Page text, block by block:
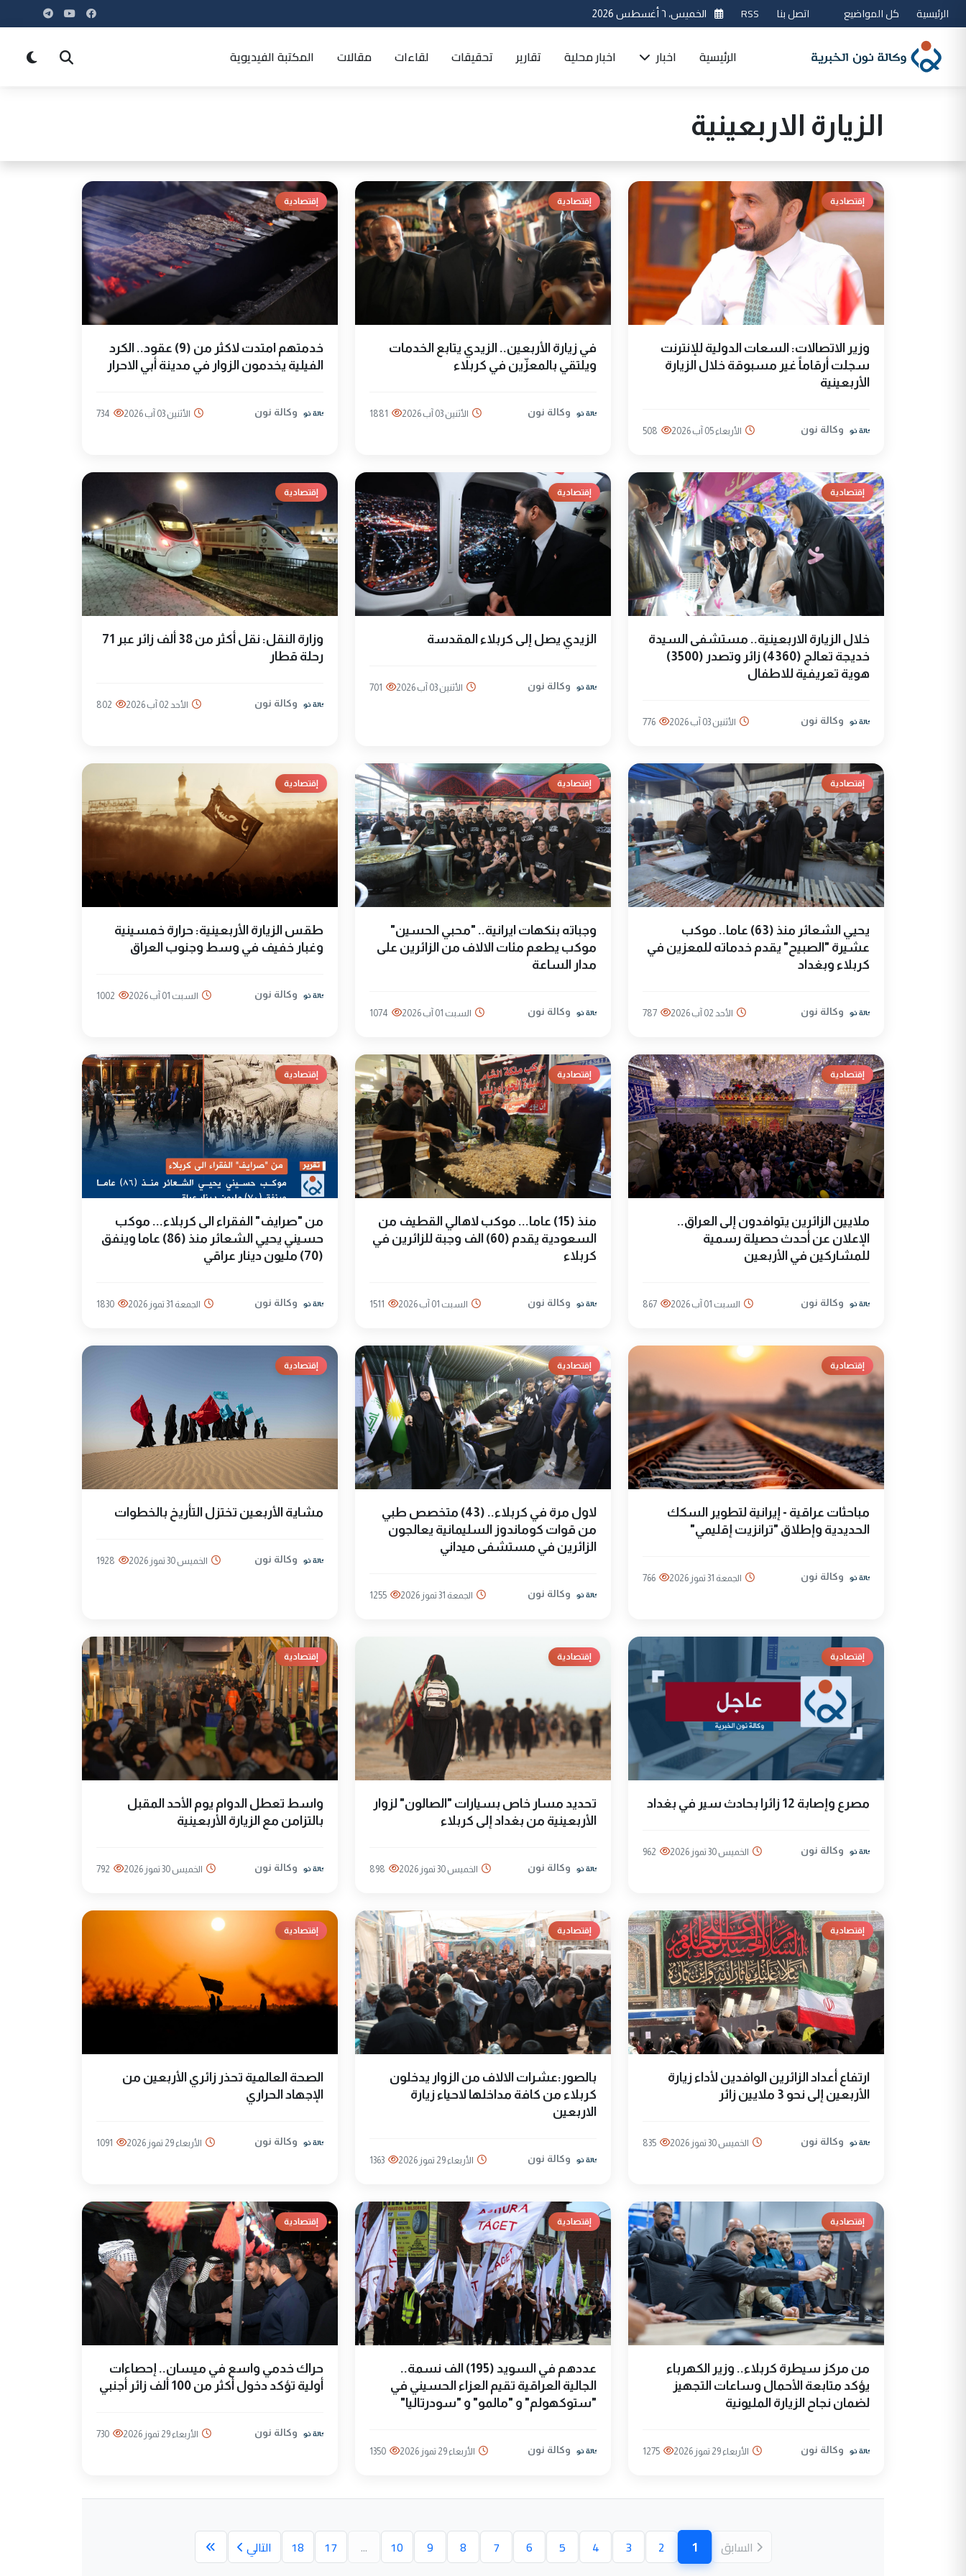
الرئيسية كل المواضيع اتصل بنا RSS الخميس، ٦ أغسطس 2026
الرئيسية اخبار اخبار محلية تقارير تحقيقات لقاءات مقالات المكتبة الفيديوية
الزيارة الاربعينية
إقتصادية
وزير الاتصالات: السعات الدولية للإنترنت
سجلت أرقاماً غير مسبوقة خلال الزيارة
الأربعينية
وكالة نون الأربعاء 05 آب 2026 508
إقتصادية
في زيارة الأربعين.. الزيدي يتابع الخدمات
ويلتقي بالمعزّين في كربلاء
وكالة نون الأثنين 03 آب 2026 1881
إقتصادية
خدمتهم امتدت لاكثر من (9) عقود.. الكرد
الفيلية يخدمون الزوار في مدينة أبي الاحرار
وكالة نون الأثنين 03 آب 2026 734
إقتصادية
خلال الزيارة الاربعينية.. مستشفى السيدة
خديجة تعالج (4360) زائر وتصدر (3500)
هوية تعريفية للاطفال
وكالة نون الأثنين 03 آب 2026 776
إقتصادية
الزيدي يصل إلى كربلاء المقدسة
وكالة نون الأثنين 03 آب 2026 701
إقتصادية
وزارة النقل: نقل أكثر من 38 ألف زائر عبر 71
رحلة قطار
وكالة نون الأحد 02 آب 2026 802
إقتصادية
يحيي الشعائر منذ (63) عاما.. موكب
عشيرة "الصبيح" يقدم خدماته للمعزين في
كربلاء وبغداد
وكالة نون الأحد 02 آب 2026 787
إقتصادية
وجباته بنكهات ايرانية.. "محبي الحسين"
موكب يطعم مئات الالاف من الزائرين على
مدار الساعة
وكالة نون السبت 01 آب 2026 1074
إقتصادية
طقس الزيارة الأربعينية: حرارة خمسينية
وغبار خفيف في وسط وجنوب العراق
وكالة نون السبت 01 آب 2026 1002
إقتصادية
ملايين الزائرين يتوافدون إلى العراق..
الإعلان عن أحدث حصيلة رسمية
للمشاركين في الأربعين
وكالة نون السبت 01 آب 2026 867
إقتصادية
منذ (15) عاما... موكب لاهالي القطيف من
السعودية يقدم (60) الف وجبة للزائرين في
كربلاء
وكالة نون السبت 01 آب 2026 1511
إقتصادية
من "صرايف" الفقراء الى كربلاء... موكب
حسيني يحيي الشعائر منذ (86) عاما وينفق
(70) مليون دينار عراقي
وكالة نون الجمعة 31 تموز 2026 1830
إقتصادية
مباحثات عراقية - إيرانية لتطوير السكك
الحديدية وإطلاق "ترانزيت إقليمي"
وكالة نون الجمعة 31 تموز 2026 766
إقتصادية
لاول مرة في كربلاء.. (43) متخصص طبي
من قوات كوماندوز السليمانية يعالجون
الزائرين في مستشفى ميداني
وكالة نون الجمعة 31 تموز 2026 1255
إقتصادية
مشاية الأربعين تختزل التأريخ بالخطوات
وكالة نون الخميس 30 تموز 2026 1928
إقتصادية
مصرع وإصابة 12 زائرا بحادث سير في بغداد
وكالة نون الخميس 30 تموز 2026 962
إقتصادية
تحديد مسار خاص بسيارات "الصالون" لزوار
الأربعينية من بغداد إلى كربلاء
وكالة نون الخميس 30 تموز 2026 898
إقتصادية
واسط تعطل الدوام يوم الأحد المقبل
بالتزامن مع الزيارة الأربعينية
وكالة نون الخميس 30 تموز 2026 792
إقتصادية
ارتفاع أعداد الزائرين الوافدين لأداء زيارة
الأربعين إلى نحو 3 ملايين زائر
وكالة نون الخميس 30 تموز 2026 835
إقتصادية
بالصور:عشرات الالاف من الزوار يدخلون
كربلاء من كافة مداخلها لاحياء زيارة
الاربعين
وكالة نون الأربعاء 29 تموز 2026 1363
إقتصادية
الصحة العالمية تحذر زائري الأربعين من
الإجهاد الحراري
وكالة نون الأربعاء 29 تموز 2026 1091
إقتصادية
من مركز سيطرة كربلاء.. وزير الكهرباء
يؤكد متابعة الأحمال وساعات التجهيز
لضمان نجاح الزيارة المليونية
وكالة نون الأربعاء 29 تموز 2026 1275
إقتصادية
عددهم في السويد (195) الف نسمة..
الجالية العراقية تقيم العزاء الحسيني في
"ستوكهولم" و "مالمو" و "سودرتاليا"
وكالة نون الأربعاء 29 تموز 2026 1350
إقتصادية
حراك خدمي واسع في ميسان.. إحصاءات
أولية تؤكد دخول أكثر من 100 ألف زائر أجنبي
وكالة نون الأربعاء 29 تموز 2026 730
السابق 1(الصفحة الحالية)
2
3
4
5
6
7
8
9
10
...
17
18 التالي